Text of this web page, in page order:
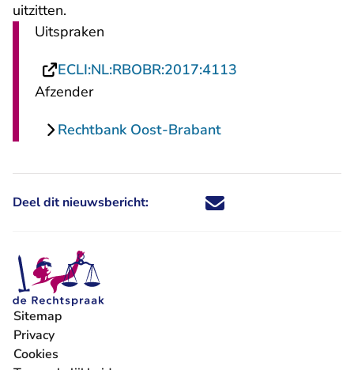
uitzitten.
Uitspraken
ECLI:NL:RBOBR:2017:4113
Afzender
Rechtbank Oost-Brabant
Deel dit nieuwsbericht: Deel dit nieuwsbericht via X -
Deel dit nieuwsbericht via
Deel dit nieuwsbericht
Deel dit
Sitemap
Privacy
Cookies